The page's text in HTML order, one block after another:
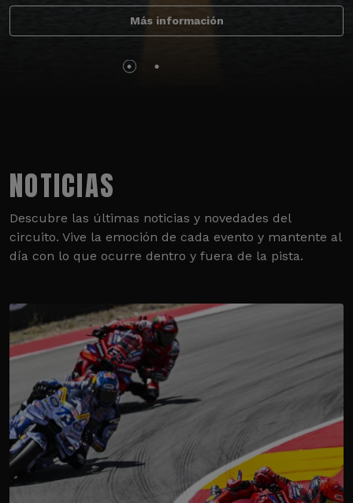
Más información
NOTICIAS
Descubre las últimas noticias y novedades del
circuito. Vive la emoción de cada evento y mantente al
día con lo que ocurre dentro y fuera de la pista.